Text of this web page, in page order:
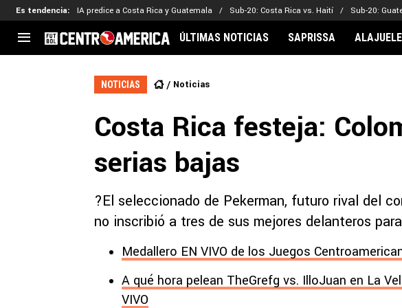
Es tendencia: IA predice a Costa Rica y Guatemala Sub-20: Costa Rica vs. Haití Sub-20:
CENTROAMÉRICA
El Salvador
CONCACAF
Liga de Naciones
Copa de Campeones
Copa Centroamericana
MLS
Kervin Arriaga
Adalberto Carrasquilla
ÚLTIMAS NOTICIAS SAPRISSA
NOTICIAS Noticias
Costa Rica festeja:
serias bajas
?El seleccionado de Pekerman, futuro rival del
no inscribió a tres de sus mejores delanteros
Medallero EN VIVO de los Juegos
A qué hora pelean TheGrefg vs. IlloJuan en La
VIVO